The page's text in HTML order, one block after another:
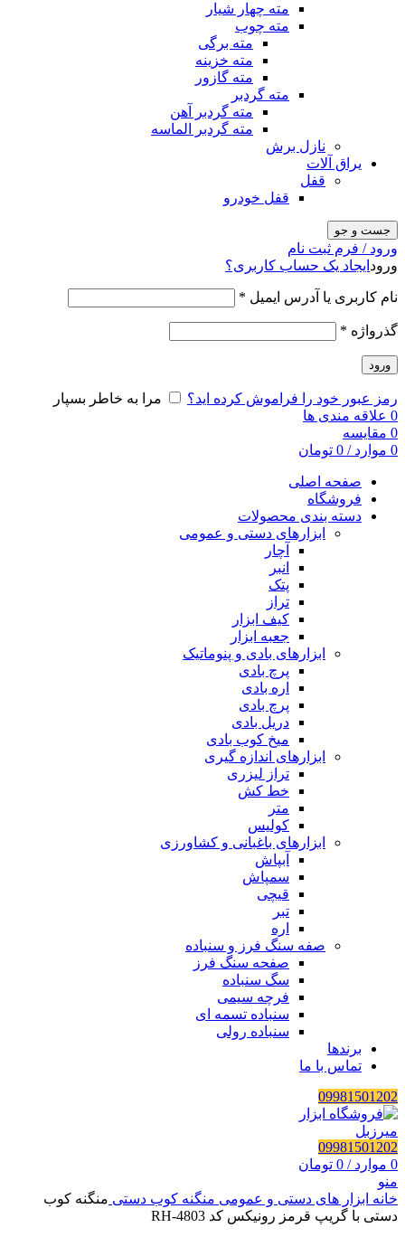
مته چهار شیار
مته چوب
مته برگی
مته خزینه
مته گازور
مته گردبر
مته گردبر آهن
مته گردبر الماسه
نازل برش
یراق آلات
قفل
قفل خودرو
جست و جو
ورود / فرم ثبت نام
ورود ایجاد یک حساب کاربری؟
نام کاربری یا آدرس ایمیل *
گذرواژه *
ورود
رمز عبور خود را فراموش کرده اید؟
مرا به خاطر بسپار
0 علاقه مندی ها
0 مقایسه
0 موارد /
0 تومان
صفحه اصلی
فروشگاه
دسته بندی محصولات
ابزارهای دستی و عمومی
آچار
انبر
پتک
تراز
کیف ابزار
جعبه ابزار
ابزارهای بادی و پنوماتیک
پرچ بادی
اره بادی
پرچ بادی
دریل بادی
میخ کوب بادی
ابزارهای اندازه گیری
تراز لیزری
خط کش
متر
کولیس
ابزارهای باغبانی و کشاورزی
آبپاش
سمپاش
قیچی
تبر
اره
صفه سنگ فرز و سنباده
صفحه سنگ فرز
سگ سنباده
فرچه سیمی
سنباده تسمه ای
سنباده رولی
برندها
تماس با ما
09981501202
09981501202
0 موارد /
0 تومان
منو
خانه ابزار های دستی و عمومی منگنه کوب دستی منگنه کوب
دستی با گریپ قرمز رونیکس کد RH-4803